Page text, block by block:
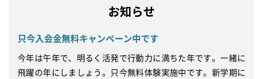
お知らせ
只今入会金無料キャンペーン中です
今年は午年で、明るく活発で行動力に満ちた年です。一緒に
飛躍の年にしましょう。只今無料体験実施中です。新学期に